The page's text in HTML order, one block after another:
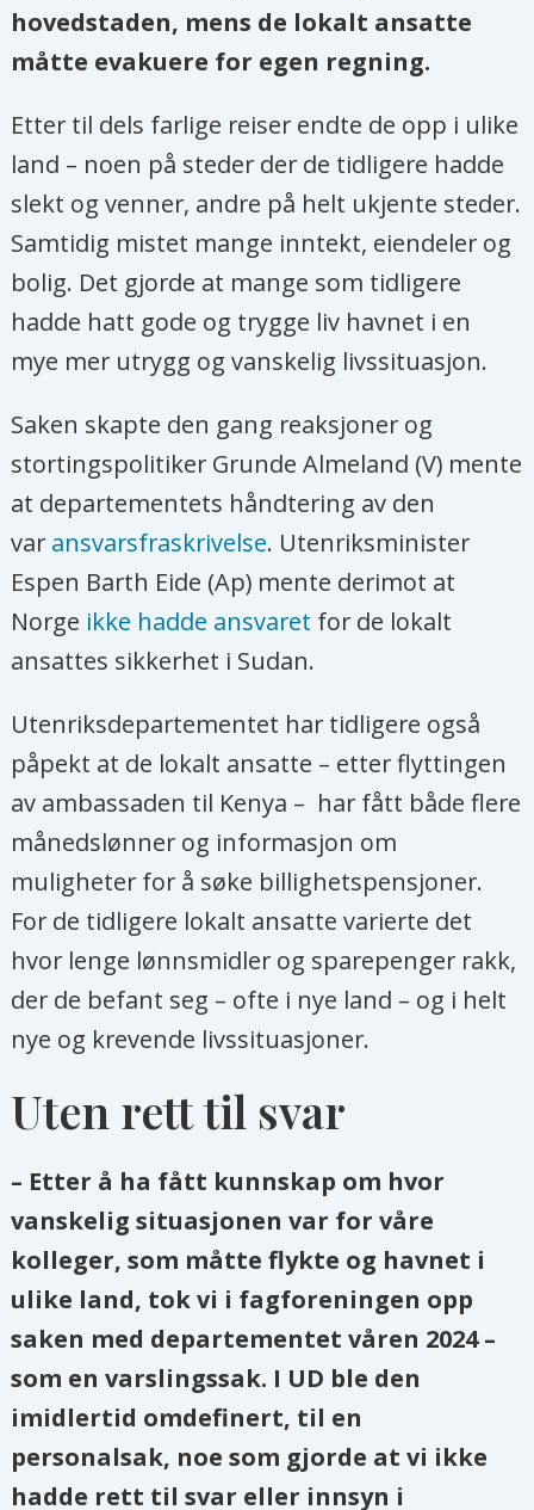
hovedstaden, mens de lokalt ansatte
måtte evakuere for egen regning.
Etter til dels farlige reiser endte de opp i ulike
land – noen på steder der de tidligere hadde
slekt og venner, andre på helt ukjente steder.
Samtidig mistet mange inntekt, eiendeler og
bolig. Det gjorde at mange som tidligere
hadde hatt gode og trygge liv havnet i en
mye mer utrygg og vanskelig livssituasjon.
Saken skapte den gang reaksjoner og
stortingspolitiker Grunde Almeland (V) mente
at departementets håndtering av den
var ansvarsfraskrivelse. Utenriksminister
Espen Barth Eide (Ap) mente derimot at
Norge ikke hadde ansvaret for de lokalt
ansattes sikkerhet i Sudan.
Utenriksdepartementet har tidligere også
påpekt at de lokalt ansatte – etter flyttingen
av ambassaden til Kenya – har fått både flere
månedslønner og informasjon om
muligheter for å søke billighetspensjoner.
For de tidligere lokalt ansatte varierte det
hvor lenge lønnsmidler og sparepenger rakk,
der de befant seg – ofte i nye land – og i helt
nye og krevende livssituasjoner.
Uten rett til svar
– Etter å ha fått kunnskap om hvor
vanskelig situasjonen var for våre
kolleger, som måtte flykte og havnet i
ulike land, tok vi i fagforeningen opp
saken med departementet våren 2024 –
som en varslingssak. I UD ble den
imidlertid omdefinert, til en
personalsak, noe som gjorde at vi ikke
hadde rett til svar eller innsyn i